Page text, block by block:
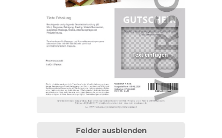
Felder ausblenden